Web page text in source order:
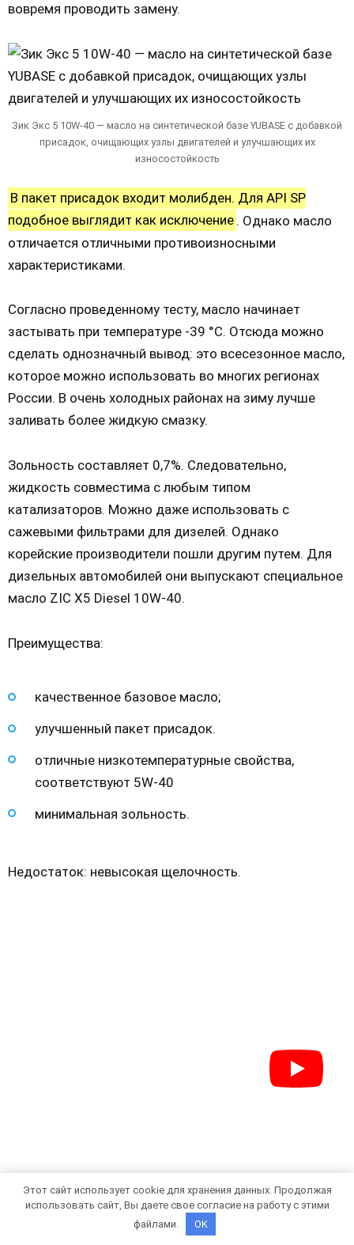
вовремя проводить замену.
Зик Экс 5 10W-40 — масло на синтетической базе YUBASE с добавкой
присадок, очищающих узлы двигателей и улучшающих их
износостойкость
В пакет присадок входит молибден. Для API SP
подобное выглядит как исключение . Однако масло
отличается отличными противоизносными
характеристиками.
Согласно проведенному тесту, масло начинает
застывать при температуре -39 °С. Отсюда можно
сделать однозначный вывод: это всесезонное масло,
которое можно использовать во многих регионах
России. В очень холодных районах на зиму лучше
заливать более жидкую смазку.
Зольность составляет 0,7%. Следовательно,
жидкость совместима с любым типом
катализаторов. Можно даже использовать с
сажевыми фильтрами для дизелей. Однако
корейские производители пошли другим путем. Для
дизельных автомобилей они выпускают специальное
масло ZIC X5 Diesel 10W-40.
Преимущества:
качественное базовое масло;
улучшенный пакет присадок.
отличные низкотемпературные свойства,
соответствуют 5W-40
минимальная зольность.
Недостаток: невысокая щелочность.
Этот сайт использует cookie для хранения данных. Продолжая
использовать сайт, Вы даете свое согласие на работу с этими
файлами.
OK